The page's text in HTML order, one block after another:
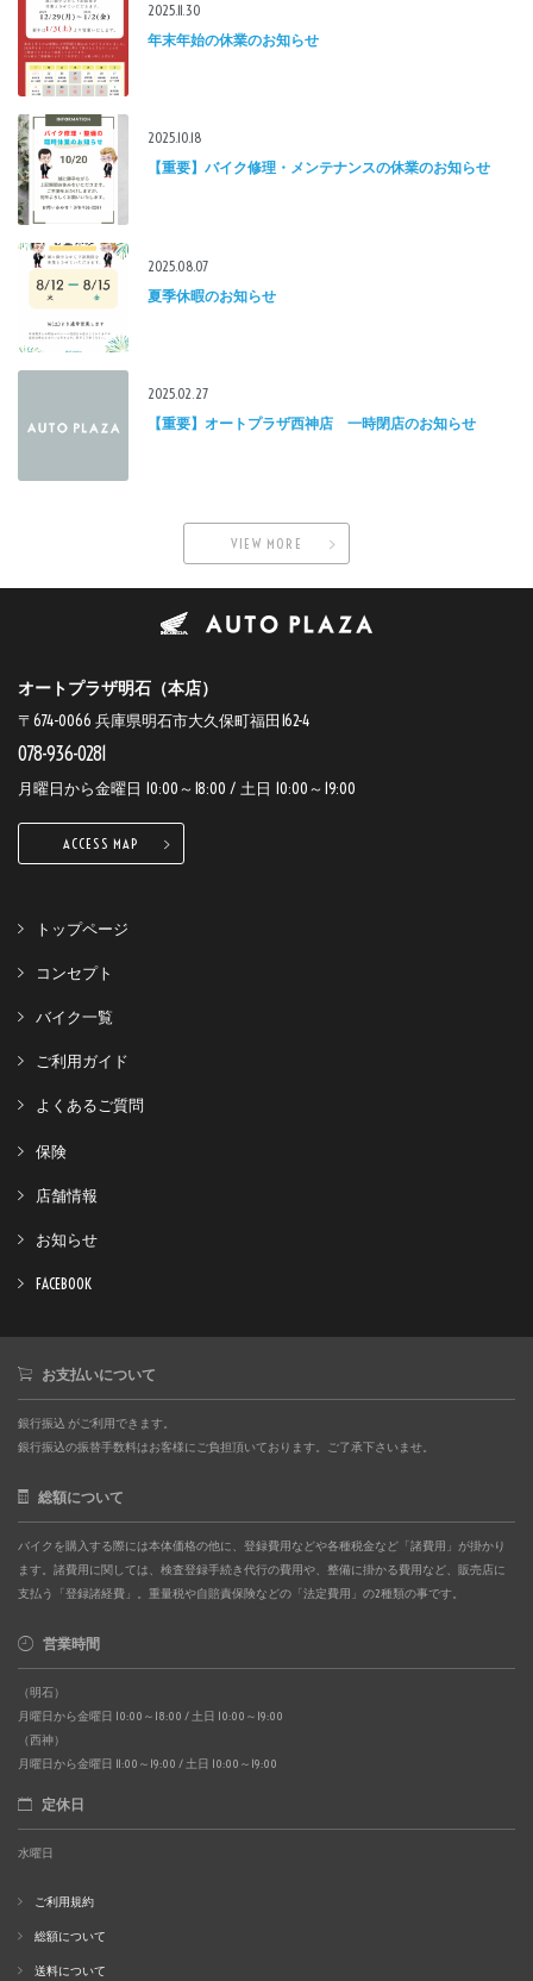
2025.11.30
年末年始の休業のお知らせ
2025.10.18
【重要】バイク修理・メンテナンスの休業のお知らせ
2025.08.07
夏季休暇のお知らせ
2025.02.27
【重要】オートプラザ西神店 一時閉店のお知らせ
VIEW MORE
オートプラザ明石（本店）
〒674-0066 兵庫県明石市大久保町福田162-4
078-936-0281
月曜日から金曜日 10:00～18:00 / 土日 10:00～19:00
ACCESS MAP
トップページ
コンセプト
バイク一覧
ご利用ガイド
よくあるご質問
保険
店舗情報
お知らせ
FACEBOOK
お支払いについて
銀行振込 がご利用できます。
銀行振込の振替手数料はお客様にご負担頂いております。ご了承下さいませ。
総額について
バイクを購入する際には本体価格の他に、登録費用などや各種税金など「諸費用」が掛かり
ます。諸費用に関しては、検査登録手続き代行の費用や、整備に掛かる費用など、販売店に
支払う「登録諸経費」。重量税や自賠責保険などの「法定費用」の2種類の事です。
営業時間
（明石）
月曜日から金曜日 10:00～18:00 / 土日 10:00～19:00
（西神）
月曜日から金曜日 11:00～19:00 / 土日 10:00～19:00
定休日
水曜日
ご利用規約
総額について
送料について